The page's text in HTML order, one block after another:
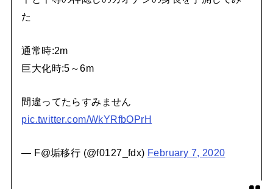
た
通常時:2m
巨大化時:5～6m
間違ってたらすみません
pic.twitter.com/WkYRfbOPrH
— F@垢移行 (@f0127_fdx) February 7, 2020